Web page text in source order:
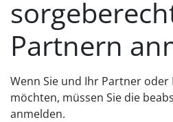
Partnern
Wenn Sie und Ihr Partner
möchten, müssen Sie die
anmelden.